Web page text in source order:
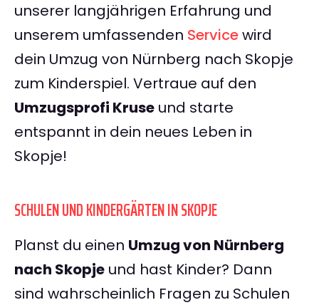
unserer langjährigen Erfahrung und
unserem umfassenden Servicewird
dein Umzug von Nürnberg nach Skopje
zum Kinderspiel. Vertraue auf den
Umzugsprofi Kruse und starte
entspannt in dein neues Leben in
Skopje!
SCHULEN UND KINDERGÄRTEN IN SKOPJE
Planst du einen Umzug von Nürnberg
nach Skopje und hast Kinder? Dann
sind wahrscheinlich Fragen zu Schulen